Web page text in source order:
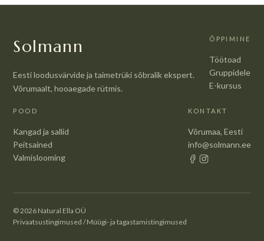
Solmann
Eesti loodusvärvide ja taimetrüki sõbralik ekspert.
Võrumaalt, hooaegade rütmis.
ÕPPIMINE
Töötoad
Gruppidele
E-kursus
POOD
Kangad ja sallid
Peitsained
Valmislooming
KONTAKT
Võrumaa, Eesti
info@solmann.ee
© 2026 Natural Ella OÜ
Privaatsustingimused /Müügi- ja tagastamistingimused